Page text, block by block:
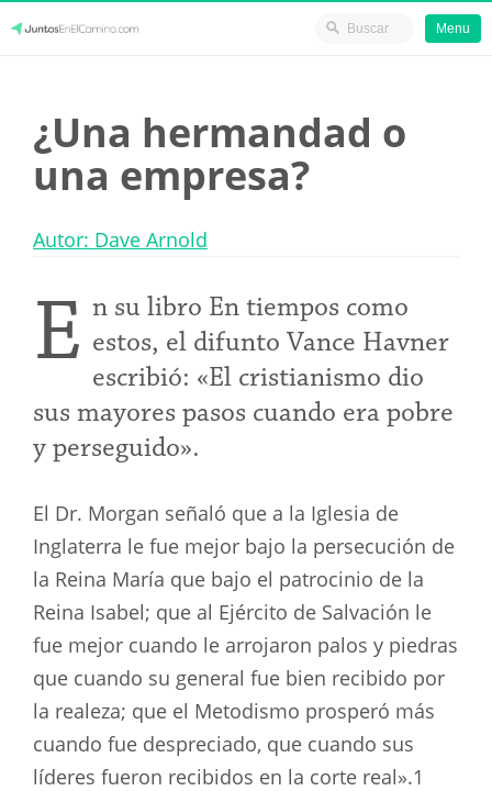
content
Menu
¿Una hermandad o
una empresa?
Autor: Dave Arnold
E n su libro En tiempos como
estos, el difunto Vance Havner
escribió: «El cristianismo dio
sus mayores pasos cuando era pobre
y perseguido».
El Dr. Morgan señaló que a la Iglesia de
Inglaterra le fue mejor bajo la persecución de
la Reina María que bajo el patrocinio de la
Reina Isabel; que al Ejército de Salvación le
fue mejor cuando le arrojaron palos y piedras
que cuando su general fue bien recibido por
la realeza; que el Metodismo prosperó más
cuando fue despreciado, que cuando sus
líderes fueron recibidos en la corte real».1